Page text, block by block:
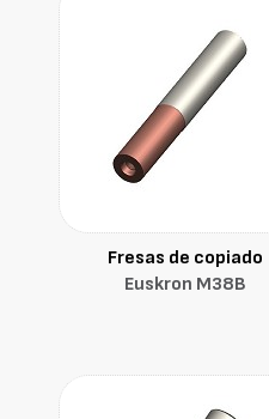
Fresas de copiado
Euskron M38B